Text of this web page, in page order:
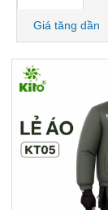
Giá tăng dần